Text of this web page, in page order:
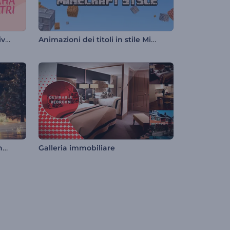
Video di auguri per Maha Shivratri Animazioni dei titoli in stile Minecraft
Conto alla rovescia di mezzanotte per Capodanno Galleria immobiliare